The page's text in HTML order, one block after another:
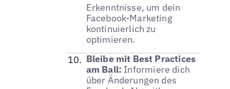
Erkenntnisse, um dein
Facebook-Marketing
kontinuierlich zu
optimieren.
Bleibe mit Best Practices
am Ball: Informiere dich
über Änderungen des